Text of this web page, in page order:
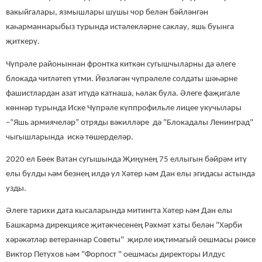
вакыйгалары, язмышлары шушы чор белән бәйләнгән
каһарманнарыбыз турында истәлекләрне саклау, яшь буынга
җиткерү.
Чүпрәле районыннан фронтка киткән сугышчыларны да әлеге
блокада читләтеп үтми. Йөзләгән чүпрәлеле солдаты шәһәрне
фашистлардан азат итүдә катнаша, һәлак була. Әлеге фаҗигале
көннәр турында Иске Чүпрәле күппрофильле лицее укучылары
–“Яшь армиячеләр” отряды вәкилләре дә "Блокадалы Ленинград"
чыгышларында искә төшерделәр.
2020 ел Бөек Ватан сугышында Җиңүнең 75 еллыгын бәйрәм итү
елы булды һәм безнең илдә ул Хәтер һәм Дан елы эгидасы астында
узды.
Әлеге тарихи дата кысаларында митингта Хәтер һәм Дан елы
Башкарма дирекциясе җитәкчесенең Рәхмәт хаты белән "Хәрби
хәрәкәтләр ветераннар Советы" җирле иҗтимагый оешмасы рәисе
Виктор Петухов һәм "Форпост " оешмасы директоры Илдус